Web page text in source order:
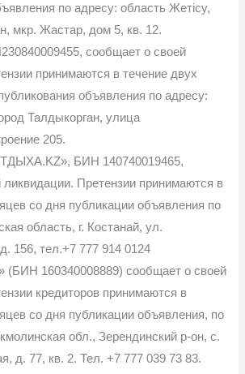
по адресу: область Жетісу,
мкр. Жастар, дом 5, кв. 12.
сообщает о своей
принимаются в течение двух
объявления по адресу:
Талдыкорган, улица
205.
БИН 140740019465,
Претензии принимаются в
со дня публикации объявления по
область, г. Костанай, ул.
156, тел.+7 777 914 0124
160340008889) сообщает о своей
кредиторов принимаются в
со дня публикации объявления, по
обл., Зерендинский р-он, с.
д. 77, кв. 2. Тел. +7 777 039 73 83.